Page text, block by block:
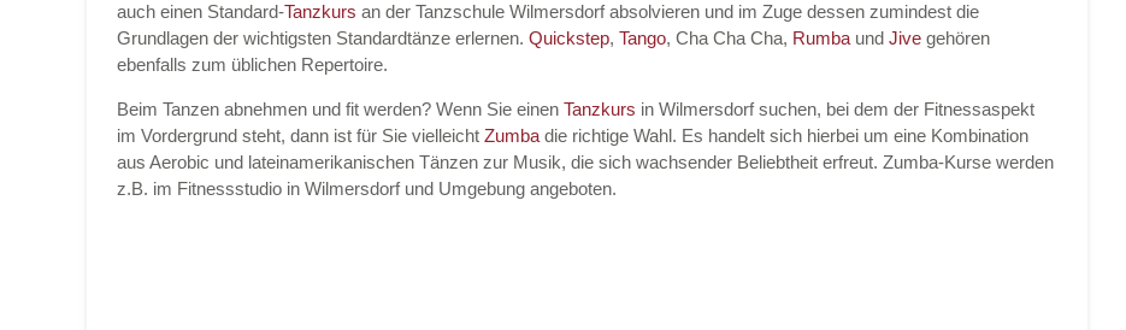
auch einen Standard-Tanzkurs an der Tanzschule Wilmersdorf absolvieren und im Zuge dessen zumindest die
Grundlagen der wichtigsten Standardtänze erlernen. Quickstep, Tango, Cha Cha Cha, Rumba und Jive gehören
ebenfalls zum üblichen Repertoire.
Beim Tanzen abnehmen und fit werden? Wenn Sie einen Tanzkurs in Wilmersdorf suchen, bei dem der Fitnessaspekt
im Vordergrund steht, dann ist für Sie vielleicht Zumba die richtige Wahl. Es handelt sich hierbei um eine Kombination
aus Aerobic und lateinamerikanischen Tänzen zur Musik, die sich wachsender Beliebtheit erfreut. Zumba-Kurse werden
z.B. im Fitnessstudio in Wilmersdorf und Umgebung angeboten.